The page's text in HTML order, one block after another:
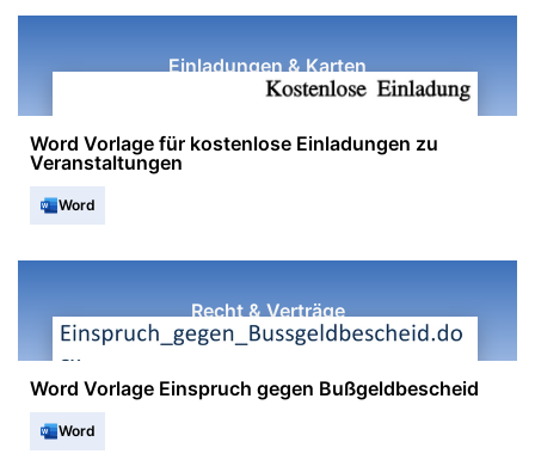
Einladungen & Karten
Word Vorlage für kostenlose Einladungen zu
Veranstaltungen
Word
Recht & Verträge
Word Vorlage Einspruch gegen Bußgeldbescheid
Word